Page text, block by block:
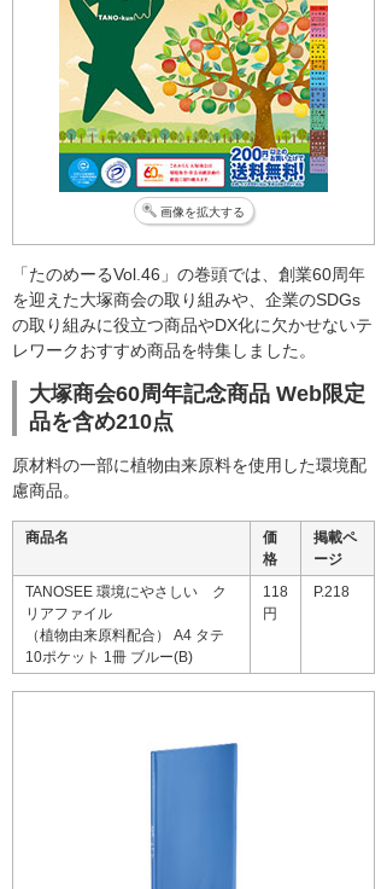
画像を拡大する
「たのめーるVol.46」の巻頭では、創業60周年
を迎えた大塚商会の取り組みや、企業のSDGs
の取り組みに役立つ商品やDX化に欠かせないテ
レワークおすすめ商品を特集しました。
大塚商会60周年記念商品 Web限定
品を含め210点
原材料の一部に植物由来原料を使用した環境配
慮商品。
商品名
価
格
掲載ペ
ージ
TANOSEE 環境にやさしい ク
リアファイル
（植物由来原料配合） A4 タテ
10ポケット 1冊 ブルー(B)
118
円
P.218